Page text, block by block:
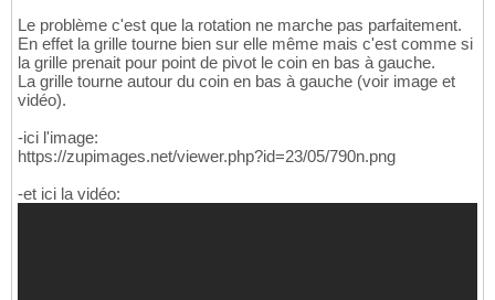
Le problème c'est que la rotation ne marche pas parfaitement.
En effet la grille tourne bien sur elle même mais c'est comme si
la grille prenait pour point de pivot le coin en bas à gauche.
La grille tourne autour du coin en bas à gauche (voir image et
vidéo).
-ici l'image:
https://zupimages.net/viewer.php?id=23/05/790n.png
-et ici la vidéo: